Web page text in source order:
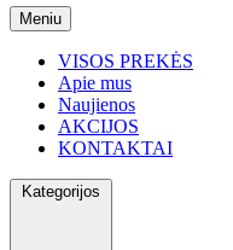
Meniu
VISOS PREKĖS
Apie mus
Naujienos
AKCIJOS
KONTAKTAI
Kategorijos